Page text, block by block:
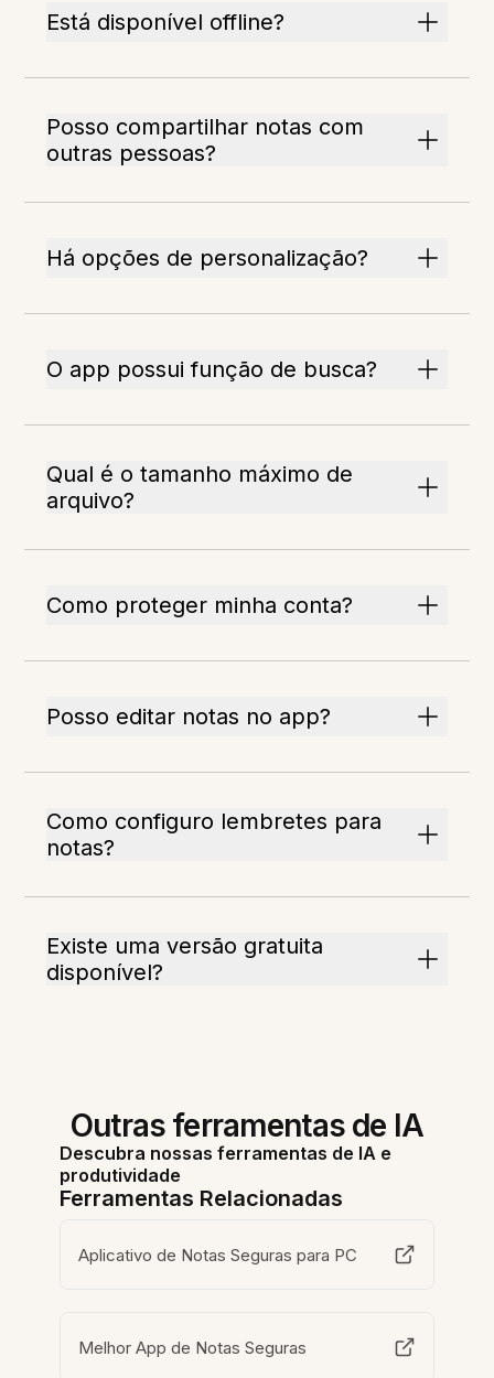
Está disponível offline?
Posso compartilhar notas com
outras pessoas?
Há opções de personalização?
O app possui função de busca?
Qual é o tamanho máximo de
arquivo?
Como proteger minha conta?
Posso editar notas no app?
Como configuro lembretes para
notas?
Existe uma versão gratuita
disponível?
Outras ferramentas de IA
Descubra nossas ferramentas de IA e
produtividade
Ferramentas Relacionadas
Aplicativo de Notas Seguras para PC
Melhor App de Notas Seguras